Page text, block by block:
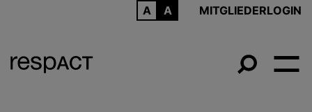
MITGLIEDERLOGIN